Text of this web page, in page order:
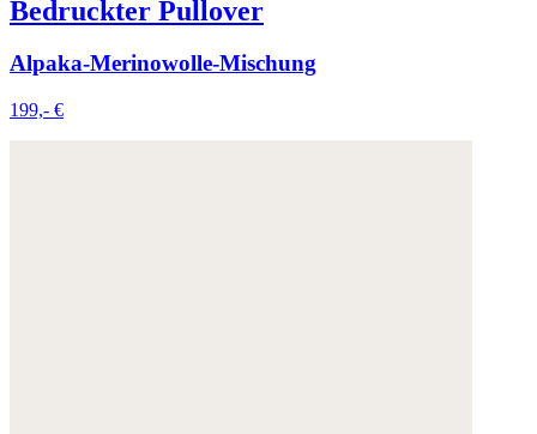
Bedruckter Pullover
Alpaka-Merinowolle-Mischung
199,- €